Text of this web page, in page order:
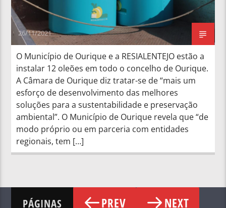
26/11/2021
O Município de Ourique e a RESIALENTEJO estão a
instalar 12 oleões em todo o concelho de Ourique.
A Câmara de Ourique diz tratar-se de “mais um
esforço de desenvolvimento das melhores
soluções para a sustentabilidade e preservação
ambiental”. O Município de Ourique revela que “de
modo próprio ou em parceria com entidades
regionais, tem […]
PÁGINAS PREV NEXT